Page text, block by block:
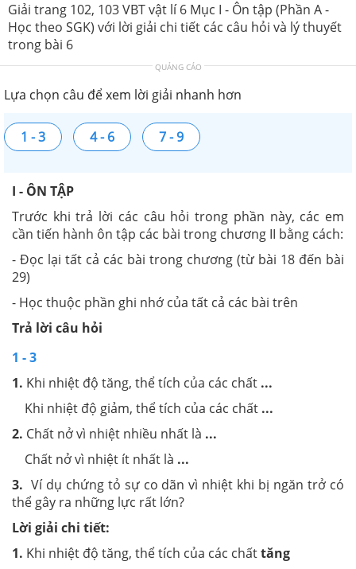
Giải trang 102, 103 VBT vật lí 6 Mục I - Ôn tập (Phần A -
Học theo SGK) với lời giải chi tiết các câu hỏi và lý thuyết
trong bài 6
QUẢNG CÁO
Lựa chọn câu để xem lời giải nhanh hơn
1 - 3 4 - 6 7 - 9
I - ÔN TẬP
Trước khi trả lời các câu hỏi trong phần này, các em
cần tiến hành ôn tập các bài trong chương II bằng cách:
- Đọc lại tất cả các bài trong chương (từ bài 18 đến bài
29)
- Học thuộc phần ghi nhớ của tất cả các bài trên
Trả lời câu hỏi
1 - 3
1. Khi nhiệt độ tăng, thể tích của các chất ...
Khi nhiệt độ giảm, thể tích của các chất ...
2. Chất nở vì nhiệt nhiều nhất là ...
Chất nở vì nhiệt ít nhất là ...
3. Ví dụ chứng tỏ sự co dãn vì nhiệt khi bị ngăn trở có
thể gây ra những lực rất lớn?
Lời giải chi tiết:
1. Khi nhiệt độ tăng, thể tích của các chấttăng